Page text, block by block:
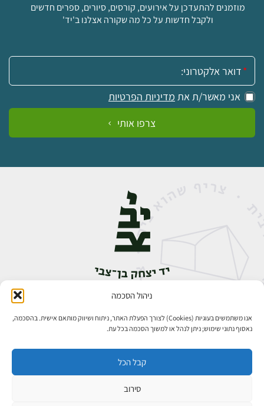
ניהול הסכמה
אנו משתמשים בעוגיות (Cookies) לצורך הפעלת האתר, ניתוח ושיווק מותאם אישית. בהסכמה,
נאסוף נתוני שימוש; ניתן לנהל או למשוך הסכמה בכל עת.
קבל הכל
סירוב
מוזמנים להתעדכן על אירועים, קורסים, סיורים, ספרים חדשים
ולקבל חדשות על כל מה שקורה אצלנו ב'יד'
אימייל:
אני מאשר/ת את מדיניות הפרטיות
צרפו אותי
אבן גבירול 14, רחביה, ירושלים